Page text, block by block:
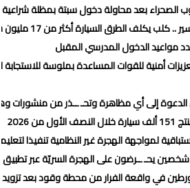
الصحراء بعد محاولة دخول سبتة بمظلة شراعية
يكلف الطرق السيارة أكثر من 17 مليون سنتيم
مواعيد الدخول المدرسي المقبل
أمنية للقوات المساعدة بملوسة للاستجابة
2026
لمواجهة الهجرة غير النظامية تنفيذا
يحـ ــرضون على الهجرة السريّة عبر تطبيق
في واقعة الفرار من محطة وقود بعد تزويد